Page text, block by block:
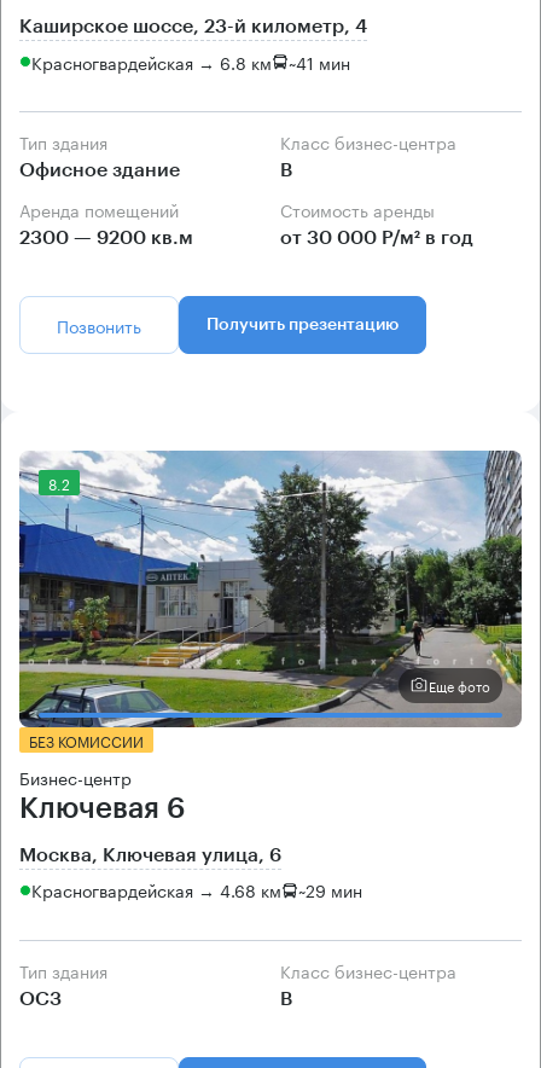
Каширское шоссе, 23-й километр, 4
Красногвардейская → 6.8 км ~41 мин
Тип здания
Офисное здание
Класс бизнес-центра
B
Аренда помещений
2300 — 9200 кв.м
Стоимость аренды
от 30 000 Р/м² в год
Позвонить Получить презентацию
8.2
Еще фото
БЕЗ КОМИССИИ
Бизнес-центр
Ключевая 6
Москва, Ключевая улица, 6
Красногвардейская → 4.68 км ~29 мин
Тип здания
ОСЗ
Класс бизнес-центра
B